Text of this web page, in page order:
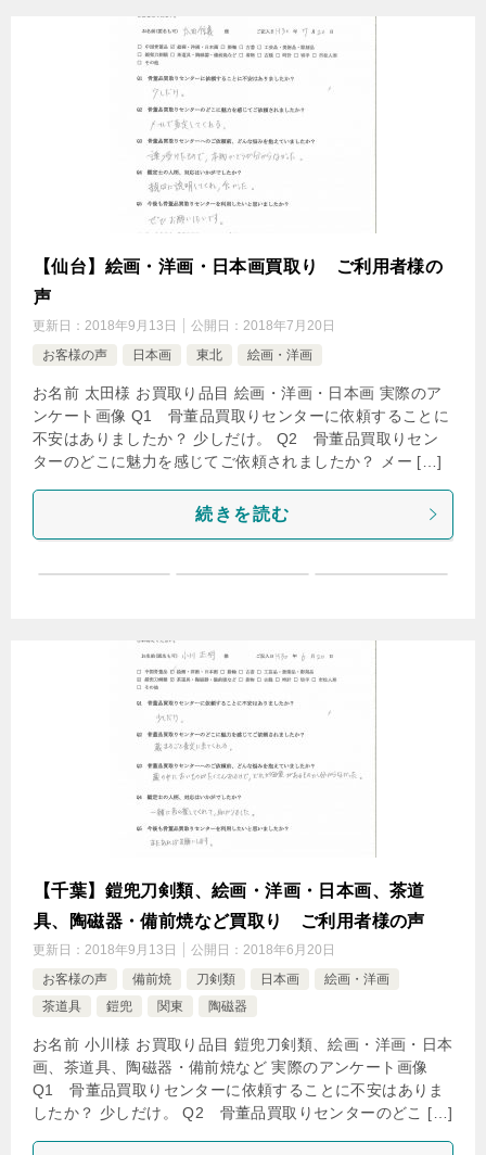
【仙台】絵画・洋画・日本画買取り ご利用者様の
声
更新日： 2018年9月13日 公開日： 2018年7月20日
お客様の声
日本画 東北 絵画・洋画
お名前 太田様 お買取り品目 絵画・洋画・日本画 実際のア
ンケート画像 Q1 骨董品買取りセンターに依頼することに
不安はありましたか？ 少しだけ。 Q2 骨董品買取りセン
ターのどこに魅力を感じてご依頼されましたか？ メー […]
続きを読む
【千葉】鎧兜刀剣類、絵画・洋画・日本画、茶道
具、陶磁器・備前焼など買取り ご利用者様の声
更新日： 2018年9月13日 公開日： 2018年6月20日
お客様の声
備前焼 刀剣類 日本画
絵画・洋画
茶道具
鎧兜 関東 陶磁器
お名前 小川様 お買取り品目 鎧兜刀剣類、絵画・洋画・日本
画、茶道具、陶磁器・備前焼など 実際のアンケート画像
Q1 骨董品買取りセンターに依頼することに不安はありま
したか？ 少しだけ。 Q2 骨董品買取りセンターのどこ […]